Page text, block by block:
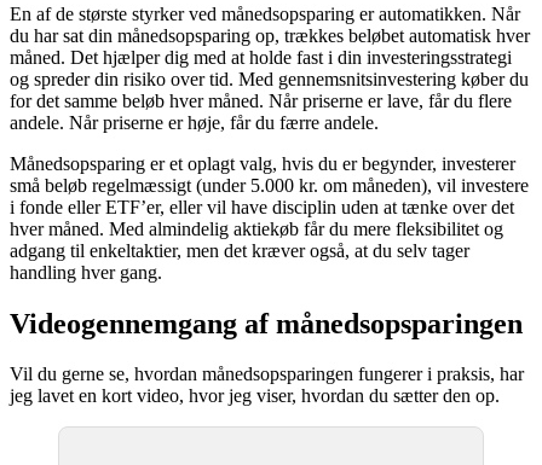
En af de største styrker ved månedsopsparing er automatikken. Når
du har sat din månedsopsparing op, trækkes beløbet automatisk hver
måned. Det hjælper dig med at holde fast i din investeringsstrategi
og spreder din risiko over tid. Med gennemsnitsinvestering køber du
for det samme beløb hver måned. Når priserne er lave, får du flere
andele. Når priserne er høje, får du færre andele.
Månedsopsparing er et oplagt valg, hvis du er begynder, investerer
små beløb regelmæssigt (under 5.000 kr. om måneden), vil investere
i fonde eller ETF’er, eller vil have disciplin uden at tænke over det
hver måned. Med almindelig aktiekøb får du mere fleksibilitet og
adgang til enkeltaktier, men det kræver også, at du selv tager
handling hver gang.
Videogennemgang af månedsopsparingen
Vil du gerne se, hvordan månedsopsparingen fungerer i praksis, har
jeg lavet en kort video, hvor jeg viser, hvordan du sætter den op.